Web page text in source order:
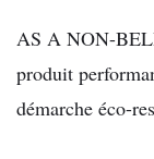
AS A NON-
produit
démarche éco-